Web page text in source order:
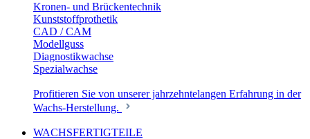
Kronen- und Brückentechnik
Kunststoffprothetik
CAD / CAM
Modellguss
Diagnostikwachse
Spezialwachse
Profitieren Sie von unserer jahrzehntelangen Erfahrung in der
Wachs-Herstellung.
WACHSFERTIGTEILE